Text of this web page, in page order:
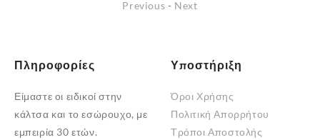
Οι
μπορούν
να
επιλεγούν
Previous - Next
Πληροφορίες
Είμαστε οι ειδικοί στην
κάλτσα και το εσώρουχο, με
εμπειρία 30 ετών.
Υποστήριξη
Όροι Χρήσης
Πολιτική Απορρήτου
Τρόποι Αποστολής